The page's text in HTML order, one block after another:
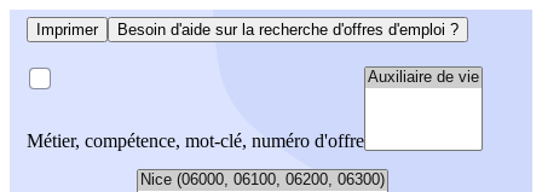
Imprimer Besoin d'aide sur la recherche d'offres d'emploi ?
Métier, compétence, mot-clé, numéro d'offre